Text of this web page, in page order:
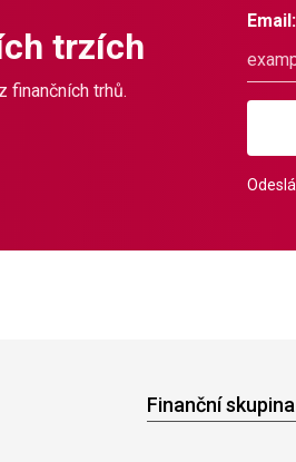
trzích
finančních trhů.
Email:
Finanční